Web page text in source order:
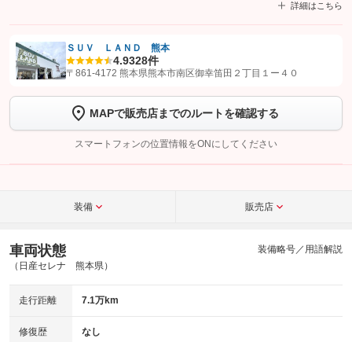
詳細はこちら
【STEP1】認証画面でグーネットを友だち追加してから「許可する」ボタンを押
トーク画面で
ボタンをタップして問い合わせを
完了してください。
こちら
ＳＵＶ ＬＡＮＤ 熊本
4.9328件
〒861-4172 熊本県熊本市南区御幸笛田２丁目１ー４０
MAPで販売店までのルートを確認する
スマートフォンの位置情報をONにしてください
装備 販売店
車両状態
（日産セレナ 熊本県）
装備略号／用語解説
走行距離 7.1万km
修復歴 なし